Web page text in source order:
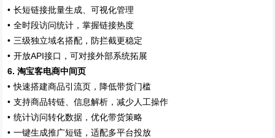
• 长短链接批量生成、可视化管理
• 全时段访问统计，掌握链接热度
• 三级独立域名搭配，防拦截更稳定
• 开放API接口，可对接外部系统拓展
6.淘宝客电商中间页
• 快速搭建商品引流页，降低带货门槛
• 支持商品转链、信息解析，减少人工操作
• 统计访问转化数据，优化带货策略
• 一键生成推广短链，适配多平台投放